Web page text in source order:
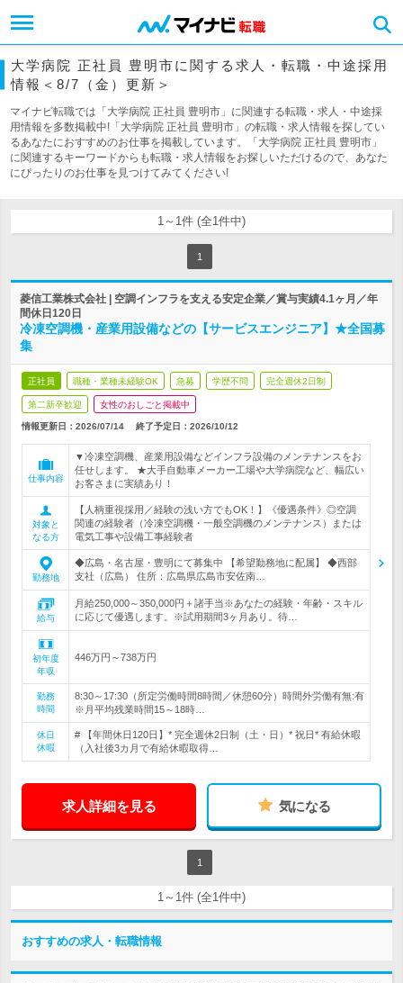
大学病院 正社員 豊明市に関する求人・転職・中途採用
情報＜8/7（金）更新＞
マイナビ転職では「大学病院 正社員 豊明市」に関連する転職・求人・中途採
用情報を多数掲載中!「大学病院 正社員 豊明市」の転職・求人情報を探してい
るあなたにおすすめのお仕事を掲載しています。「大学病院 正社員 豊明市」
に関連するキーワードからも転職・求人情報をお探しいただけるので、あなた
にぴったりのお仕事を見つけてみてください!
1～1件 (全1件中)
1
菱信工業株式会社 | 空調インフラを支える安定企業／賞与実績4.1ヶ月／年
間休日120日
冷凍空調機・産業用設備などの【サービスエンジニア】★全国募
集
正社員 職種・業種未経験OK 急募 学歴不問 完全週休2日制
第二新卒歓迎 女性のおしごと掲載中
情報更新日：2026/07/14 終了予定日： 2026/10/12
仕事内容
▼冷凍空調機、産業用設備などインフラ設備のメンテナンスをお
任せします。 ★大手自動車メーカー工場や大学病院など、幅広い
お客さまに実績あり！
対象と
なる方
【人柄重視採用／経験の浅い方でもOK！】《優遇条件》◎空調
関連の経験者（冷凍空調機・一般空調機のメンテナンス）または
電気工事や設備工事経験者
勤務地
◆広島・名古屋・豊明にて募集中 【希望勤務地に配属】 ◆西部
支社（広島） 住所：広島県広島市安佐南…
給与
月給250,000～350,000円＋諸手当※あなたの経験・年齢・スキル
に応じて優遇します。※試用期間3ヶ月あり。待…
初年度
年収
446万円～738万円
勤務
時間
8:30～17:30（所定労働時間8時間／休憩60分）時間外労働有無:有
※月平均残業時間15～18時…
休日
休暇
# 【年間休日120日】* 完全週休2日制（土・日）* 祝日* 有給休暇
（入社後3カ月で有給休暇取得…
求人詳細を見る 気になる
1
1～1件 (全1件中)
おすすめの求人・転職情報